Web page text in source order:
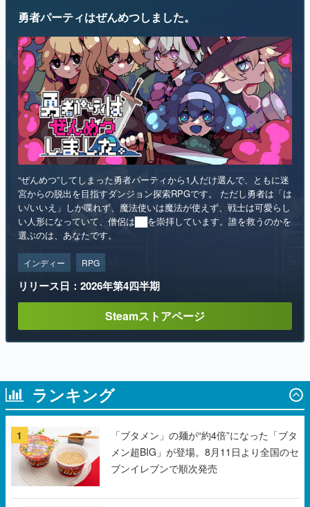
勇者パーティはぜんめつしました。
“ぜんめつ”してしまった勇者パーティから1人だけ選んで、ともに迷
宮からの脱出を目指すダンジョン探索RPGです。 ただし勇者は「は
い/いいえ」しか喋れず、魔法使いは魔法が使えず、戦士は可愛らし
い人形になっていて、僧侶は██を崇拝しています。誰を救うのかを
選ぶのは、あなたです。
インディー RPG
リリース日：2026年第4四半期
Steamストアページ
ランキング
1
「ブタメン」の麺が“約4倍”になった「ブタ
メン超BIG」が登場。8月11日より全国のセ
ブンイレブンで順次発売